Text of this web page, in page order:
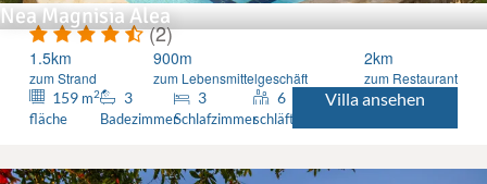
Nea Magnisia Alea
(2)
1.5km
zum Strand
900m
zum Lebensmittelgeschäft
2km
zum Restaurant
159 m2
fläche
3
Badezimmer
3
Schlafzimmer
6
schläft
Villa ansehen